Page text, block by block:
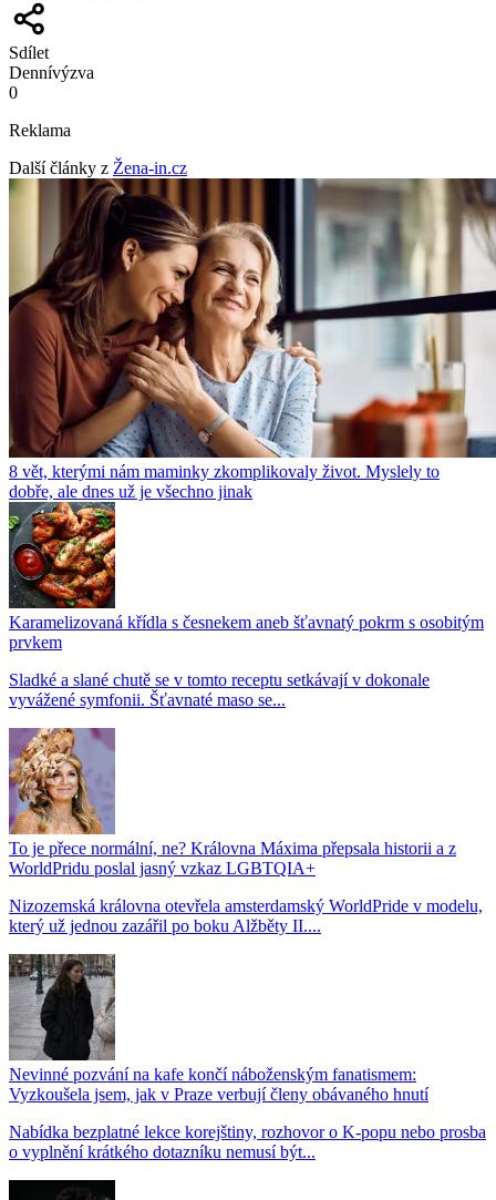
Sdílet
Dennívýzva
0
Reklama
Další články z Žena-in.cz
8 vět, kterými nám maminky zkomplikovaly život. Myslely to
dobře, ale dnes už je všechno jinak
Karamelizovaná křídla s česnekem aneb šťavnatý pokrm s osobitým
prvkem
Sladké a slané chutě se v tomto receptu setkávají v dokonale
vyvážené symfonii. Šťavnaté maso se...
To je přece normální, ne? Královna Máxima přepsala historii a z
WorldPridu poslal jasný vzkaz LGBTQIA+
Nizozemská královna otevřela amsterdamský WorldPride v modelu,
který už jednou zazářil po boku Alžběty II....
Nevinné pozvání na kafe končí náboženským fanatismem:
Vyzkoušela jsem, jak v Praze verbují členy obávaného hnutí
Nabídka bezplatné lekce korejštiny, rozhovor o K-popu nebo prosba
o vyplnění krátkého dotazníku nemusí být...